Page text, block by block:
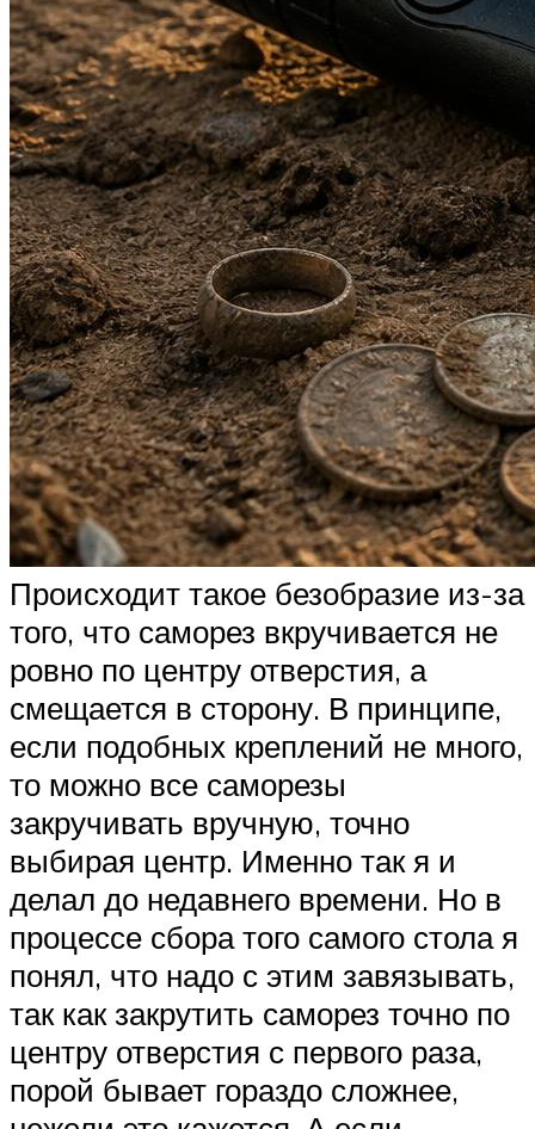
Происходит такое безобразие из-за
того, что саморез вкручивается не
ровно по центру отверстия, а
смещается в сторону. В принципе,
если подобных креплений не много,
то можно все саморезы
закручивать вручную, точно
выбирая центр. Именно так я и
делал до недавнего времени. Но в
процессе сбора того самого стола я
понял, что надо с этим завязывать,
так как закрутить саморез точно по
центру отверстия с первого раза,
порой бывает гораздо сложнее,